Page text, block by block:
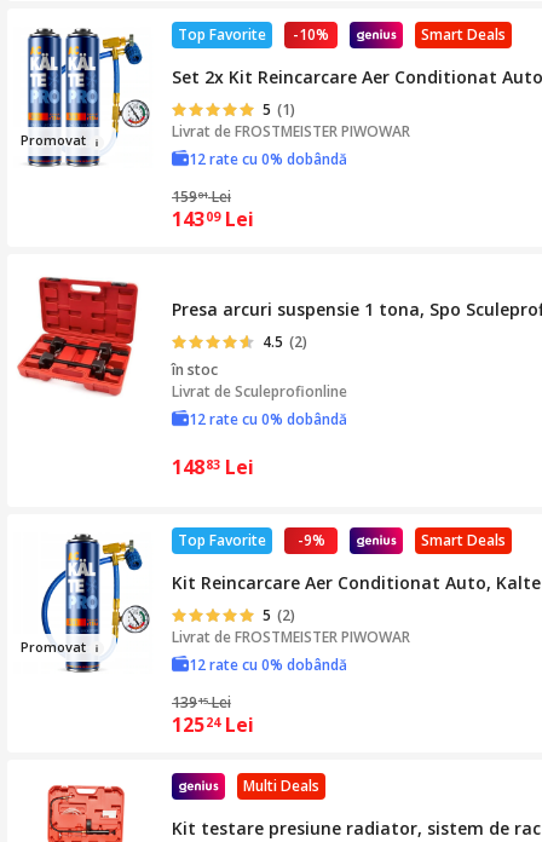
Promovat
Smart Deals
-10%
Top Favorite
Set 2x Kit Reincarcare Aer Conditionat
5 (1)
Livrat deFROSTMEISTER PIWOWAR
12 rate cu 0% dobândă
15901 Lei
14309 Lei
Presa arcuri suspensie 1 tona, Spo
4.5 (2)
în stoc
Livrat deSculeprofionline
12 rate cu 0% dobândă
14883 Lei
Promovat
Smart Deals
-9%
Top Favorite
Kit Reincarcare Aer Conditionat Auto,
5 (2)
Livrat deFROSTMEISTER PIWOWAR
12 rate cu 0% dobândă
13915 Lei
12524 Lei
Multi Deals
Kit testare presiune radiator, sistem de